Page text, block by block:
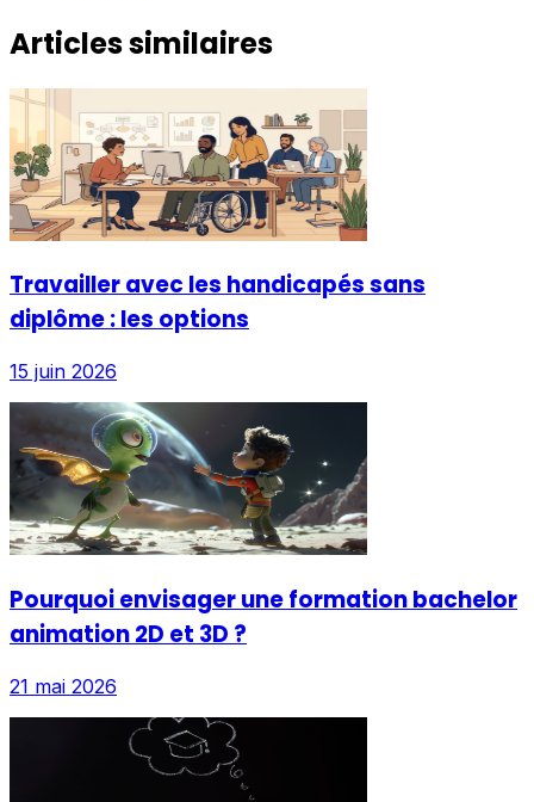
Articles similaires
Travailler avec les handicapés sans
diplôme : les options
15 juin 2026
Pourquoi envisager une formation bachelor
animation 2D et 3D ?
21 mai 2026